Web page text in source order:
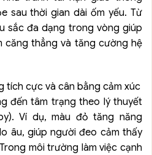
sau thời gian dài ốm yếu. Từ
sắc đa dạng trong vòng giúp
căng thẳng và tăng cường hệ
tích cực và cân bằng cảm xúc
đến tâm trạng theo lý thuyết
Ví dụ, màu đỏ tăng năng
âu, giúp người đeo cảm thấy
môi trường làm việc cạnh